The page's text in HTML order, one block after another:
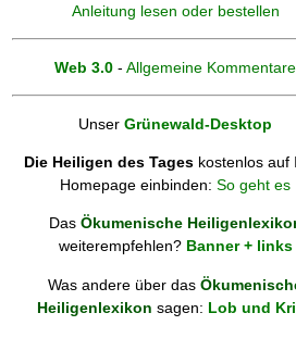
Anleitung lesen oder bestellen
Web 3.0 - Allgemeine Kommentare
Unser Grünewald-Desktop
Die Heiligen des Tages kostenlos auf
Homepage einbinden: So geht es
Das Ökumenische
weiterempfehlen? Banner + links
Was andere über das
Heiligenlexikon sagen: Lob und